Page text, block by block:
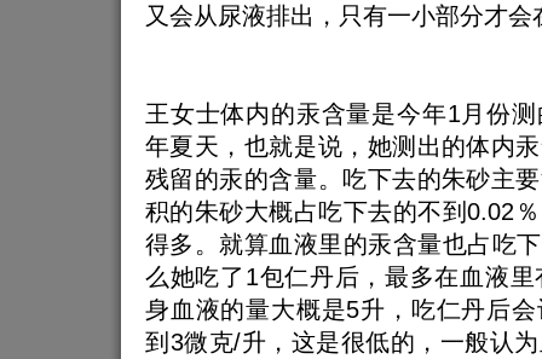
又会从尿液排出，只有一小部分才
王女士体内的汞含量是今年1月份
年夏天，也就是说，她测出的体内
残留的汞的含量。吃下去的朱砂主
积的朱砂大概占吃下去的不到0.02
得多。就算血液里的汞含量也占吃
么她吃了1包仁丹后，最多在血液
身血液的量大概是5升，吃仁丹后
到3微克/升，这是很低的，一般认